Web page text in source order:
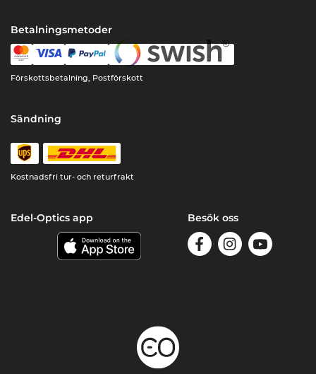
Betalningsmetoder
Förskottsbetalning, Postförskott
Sändning
Kostnadsfri tur- och returfrakt
Edel-Optics app Besök oss